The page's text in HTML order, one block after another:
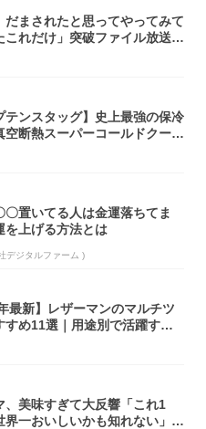
だまされたと思ってやってみて
これだけ」突破ファイル放送で
テンスタッグ】史上最強の保冷
空断熱スーパーコールドクーラ
〇置いてる人は金運落ちてま
上げる方法とは
デジタルファーム )
最新】レザーマンのマルチツ
すめ11選｜用途別で活躍する
、美味すぎて大反響「これ1
界一おいしいかも知れない」